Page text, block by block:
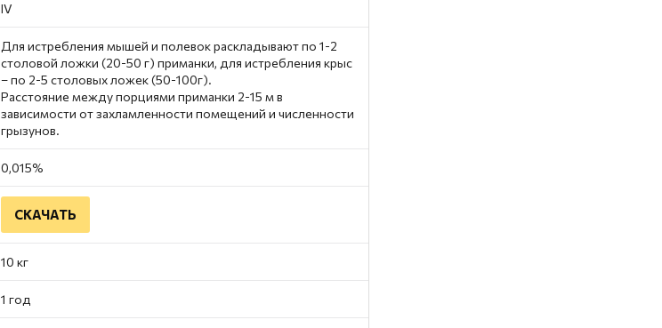
IV
Для истребления мышей и полевок раскладывают по 1-2
столовой ложки (20-50 г) приманки, для истребления крыс
– по 2-5 столовых ложек (50-100г).
Расстояние между порциями приманки 2-15 м в
зависимости от захламленности помещений и численности
грызунов.
0,015%
СКАЧАТЬ
10 кг
1 год